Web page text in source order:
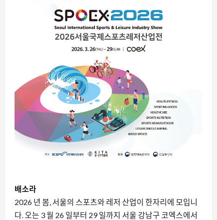
배소라
2026 년 봄, 서울의 스포츠와 레저 산업이 한자리에 모입니
다. 오는 3 월 26 일부터 29 일까지 서울 강남구 코엑스에서